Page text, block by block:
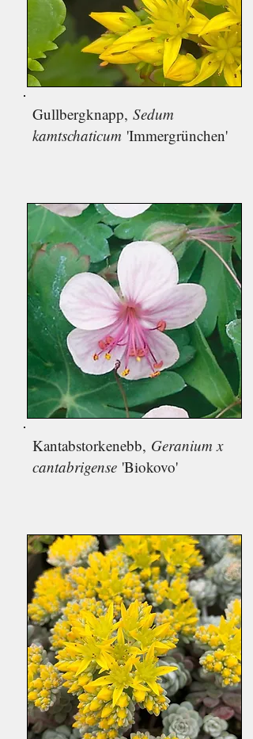
Gullbergknapp, Sedum
kamtschaticum 'Immergrünchen'
Kantabstorkenebb, Geranium x
cantabrigense 'Biokovo'